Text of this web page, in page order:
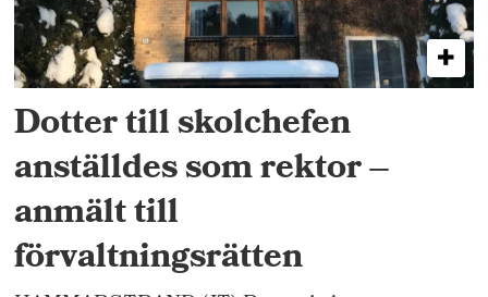
Dotter till skolchefen
anställdes som rektor –
anmält till
förvaltningsrätten